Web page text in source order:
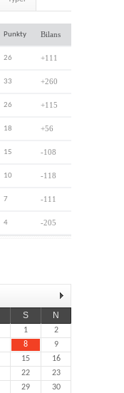
Punkty Bilans
26 +111
33 +260
26 +115
18 +56
15 -108
10 -118
7 -111
4 -205
S N
1
2
8
9
15
16
22
23
29
30